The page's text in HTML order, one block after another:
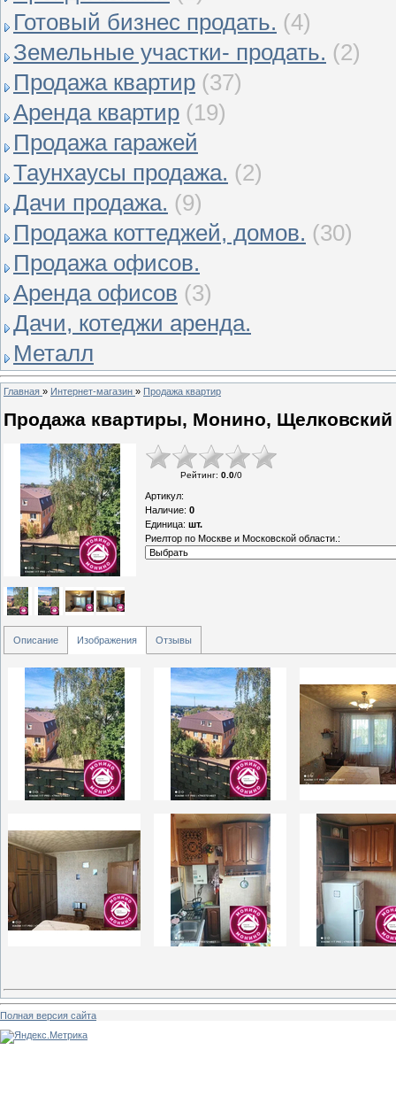
Готовый бизнес продать. (4)
Земельные участки- продать. (2)
Продажа квартир (37)
Аренда квартир (19)
Продажа гаражей
Таунхаусы продажа. (2)
Дачи продажа. (9)
Продажа коттеджей, домов. (30)
Продажа офисов.
Аренда офисов (3)
Дачи, котеджи аренда.
Металл
Главная » Интернет-магазин » Продажа квартир
Продажа квартиры, Монино,
Рейтинг: 0.0/0
Артикул:
Наличие: 0
Единица: шт.
Риелтор по Москве и Московской области.:
Описание Изображения Отзывы
Полная версия сайта